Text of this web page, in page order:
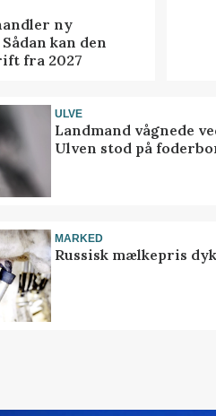
ny
kan den
fra 2027
ULVE
Landmand vågnede
Ulven stod på
MARKED
Russisk mælkepris